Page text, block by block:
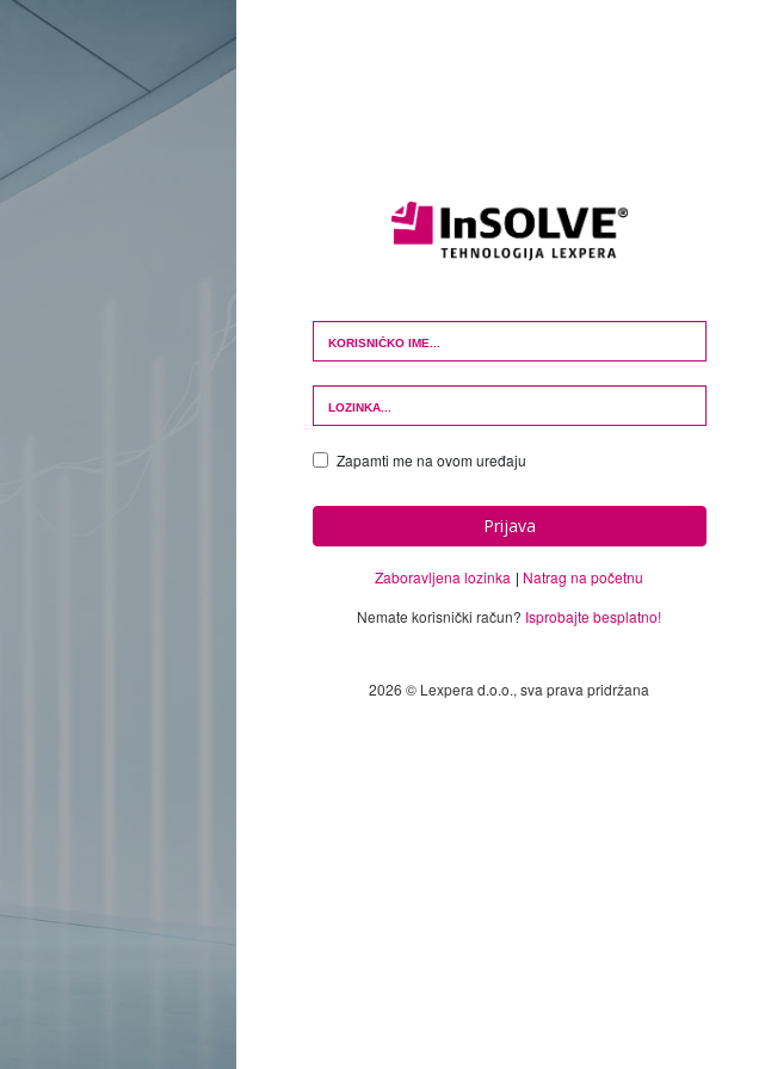
Login Form
Zapamti me na ovom uređaju
Prijava
Zaboravljena lozinka
Natrag na početnu
Nemate korisnički račun? Isprobajte besplatno!
2026 © Lexpera d.o.o., sva prava pridržana